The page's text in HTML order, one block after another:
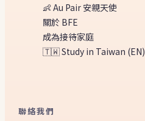
👶 Au Pair 安親天使
關於 BFE
成為接待家庭
🇹🇼 Study in Taiwan (EN)
聯絡我們